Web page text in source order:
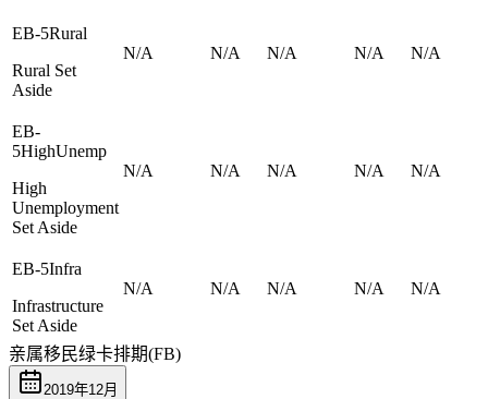
EB-5Rural
Rural Set
Aside
N/A N/A N/A N/A N/A
EB-
5HighUnemp
High
Unemployment
Set Aside
N/A N/A N/A N/A N/A
EB-5Infra
Infrastructure
Set Aside
N/A N/A N/A N/A N/A
亲属移民绿卡排期(FB)
2019年12月